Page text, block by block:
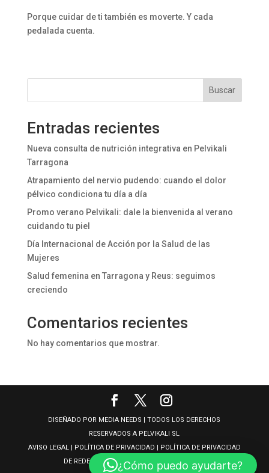
Porque cuidar de ti también es moverte. Y cada
pedalada cuenta.
Buscar
Entradas recientes
Nueva consulta de nutrición integrativa en Pelvikali
Tarragona
Atrapamiento del nervio pudendo: cuando el dolor
pélvico condiciona tu día a día
Promo verano Pelvikali: dale la bienvenida al verano
cuidando tu piel
Día Internacional de Acción por la Salud de las
Mujeres
Salud femenina en Tarragona y Reus: seguimos
creciendo
Comentarios recientes
No hay comentarios que mostrar.
DISEÑADO POR MEDIA NEEDS | TODOS LOS DERECHOS
RESERVADOS A PELVIKALI SL
AVISO LEGAL | POLÍTICA DE PRIVACIDAD | POLÍTICA DE PRIVACIDAD
DE REDES SOCIALES | POLÍTICA DE COOKIESS
¿Cómo puedo ayudarte?